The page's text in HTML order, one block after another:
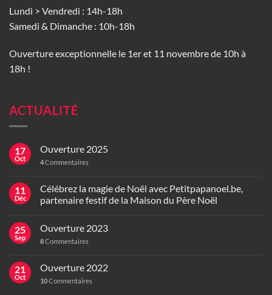
Lundi > Vendredi : 14h-18h
Samedi & Dimanche : 10h-18h
Ouverture exceptionnelle le 1er et 11 novembre de 10h à
18h !
ACTUALITÉ
17
Oct
Ouverture 2025
4Commentaires
11
Déc
Célébrez la magie de Noël avec Petitpapanoel.be,
partenaire festif de la Maison du Père Noël
25
Sep
Ouverture 2023
8Commentaires
21
Oct
Ouverture 2022
10Commentaires